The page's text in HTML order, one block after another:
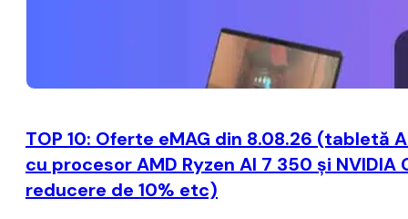
TOP 10: Oferte eMAG din 8.08.26
cu procesor AMD Ryzen AI 7 350 și
reducere de 10% etc)